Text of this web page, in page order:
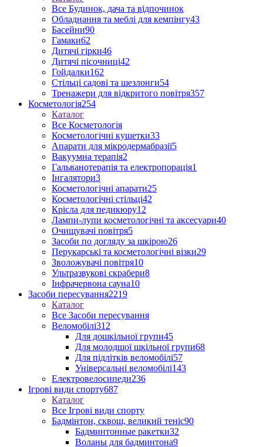
Все Будинок, дача та відпочинок
Обладнання та меблі для кемпінгу43
Басейни90
Гамаки62
Дитячі гірки46
Дитячі пісочниці42
Гойдалки162
Стільці садові та шезлонги54
Тренажери для відкритого повітря357
Косметологія254
Каталог
Все Косметологія
Косметологічні кушетки33
Апарати для мікродермабразії5
Вакуумна терапія2
Гальванотерапія та електропорація1
Інгалятори3
Косметологічні апарати25
Косметологічні стільці42
Крісла для педикюру12
Лампи-лупи косметологічні та аксесуари40
Очищувачі повітря5
Засоби по догляду за шкірою26
Перукарські та косметологічні візки29
Зволожувачі повітря10
Ультразвукові скрабери8
Інфрачервона сауна10
Засоби пересування2219
Каталог
Все Засоби пересування
Веломобілі312
Для дошкільної групи45
Для молодшої шкільної групи68
Для підлітків веломобілі57
Універсальні веломобілі143
Електровелосипеди236
Ігрові види спорту687
Каталог
Все Ігрові види спорту
Бадмінтон, сквош, великий теніс90
Бадминтонные ракетки32
Воланы для бадминтона9